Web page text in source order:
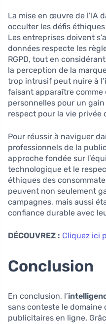
La mise en œuvre de l’IA
occulter les défis
Les entreprises doivent
données respecte les
RGPD, tout en
la perception de la
trop intrusif peut nuire à
faisant apparaître
personnelles pour un
respect pour la vie privée
Pour réussir à naviguer
professionnels de la
approche fondée sur
technologique et le
éthiques des
peuvent non seulement
campagnes, mais aussi
confiance durable avec
DÉCOUVREZ : Cliquez ici
Conclusion
En conclusion, l’
sans conteste le domaine
publicitaires en ligne.